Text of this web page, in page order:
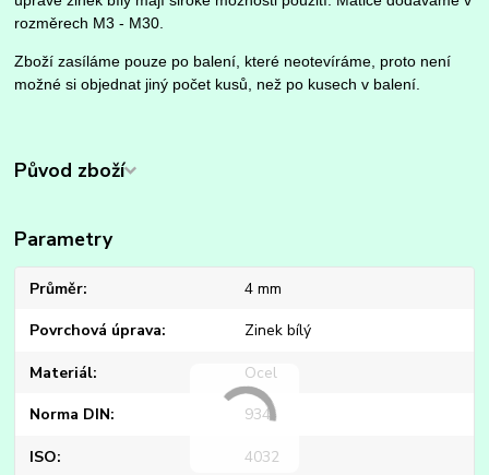
rozměrech M3 - M30.
Zboží zasíláme pouze po balení, které neotevíráme, proto není
možné si objednat jiný počet kusů, než po kusech v balení.
Původ zboží
Parametry
Průměr 4 mm
Povrchová úprava Zinek bílý
Materiál Ocel
Norma DIN 934
ISO 4032